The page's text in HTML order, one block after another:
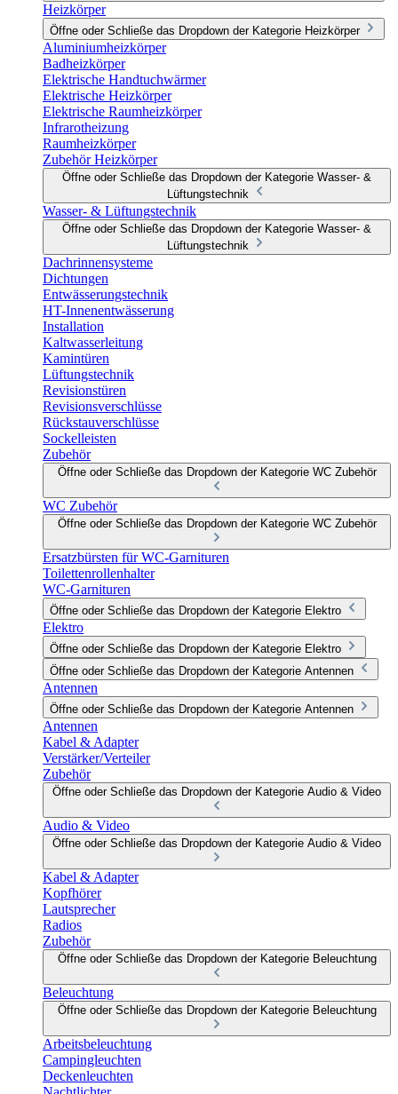
Heizkörper
Öffne oder Schließe das Dropdown der Kategorie Heizkörper
Aluminiumheizkörper
Badheizkörper
Elektrische Handtuchwärmer
Elektrische Heizkörper
Elektrische Raumheizkörper
Infrarotheizung
Raumheizkörper
Zubehör Heizkörper
Öffne oder Schließe das Dropdown der Kategorie Wasser- &
Lüftungstechnik
Wasser- & Lüftungstechnik
Öffne oder Schließe das Dropdown der Kategorie Wasser- &
Lüftungstechnik
Dachrinnensysteme
Dichtungen
Entwässerungstechnik
HT-Innenentwässerung
Installation
Kaltwasserleitung
Kamintüren
Lüftungstechnik
Revisionstüren
Revisionsverschlüsse
Rückstauverschlüsse
Sockelleisten
Zubehör
Öffne oder Schließe das Dropdown der Kategorie WC Zubehör
WC Zubehör
Öffne oder Schließe das Dropdown der Kategorie WC Zubehör
Ersatzbürsten für WC-Garnituren
Toilettenrollenhalter
WC-Garnituren
Öffne oder Schließe das Dropdown der Kategorie Elektro
Elektro
Öffne oder Schließe das Dropdown der Kategorie Elektro
Öffne oder Schließe das Dropdown der Kategorie Antennen
Antennen
Öffne oder Schließe das Dropdown der Kategorie Antennen
Antennen
Kabel & Adapter
Verstärker/Verteiler
Zubehör
Öffne oder Schließe das Dropdown der Kategorie Audio & Video
Audio & Video
Öffne oder Schließe das Dropdown der Kategorie Audio & Video
Kabel & Adapter
Kopfhörer
Lautsprecher
Radios
Zubehör
Öffne oder Schließe das Dropdown der Kategorie Beleuchtung
Beleuchtung
Öffne oder Schließe das Dropdown der Kategorie Beleuchtung
Arbeitsbeleuchtung
Campingleuchten
Deckenleuchten